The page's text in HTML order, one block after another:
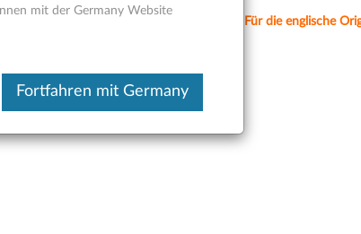
Dieser Beitrag wurde maschinell übersetzt. Für die englische
mit der Germany Website
Fortfahren mit Germany